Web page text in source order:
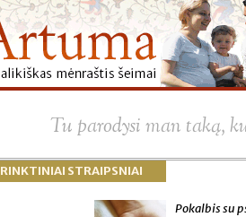
Tu parodysi man taką,
RINKTINIAI STRAIPSNIAI
Pokalbis su